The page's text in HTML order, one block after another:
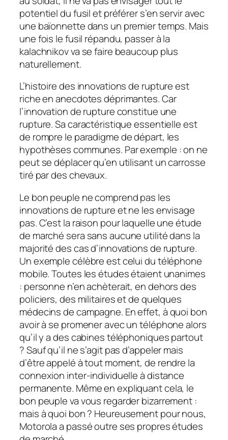
potentiel du fusil et préférer s’en servir avec
une baïonnette dans un premier temps. Mais
une fois le fusil répandu, passer à la
kalachnikov va se faire beaucoup plus
naturellement.
L’histoire des innovations de rupture est
riche en anecdotes déprimantes. Car
l’innovation de rupture constitue une
rupture. Sa caractéristique essentielle est
de rompre le paradigme de départ, les
hypothèses communes. Par exemple : on ne
peut se déplacer qu’en utilisant un carrosse
tiré par des chevaux.
Le bon peuple ne comprend pas les
innovations de rupture et ne les envisage
pas. C’est la raison pour laquelle une étude
de marché sera sans aucune utilité dans la
majorité des cas d’innovations de rupture.
Un exemple célèbre est celui du téléphone
mobile. Toutes les études étaient unanimes
: personne n’en achèterait, en dehors des
policiers, des militaires et de quelques
médecins de campagne. En effet, à quoi bon
avoir à se promener avec un téléphone alors
qu’il y a des cabines téléphoniques partout
? Sauf qu’il ne s’agit pas d’appeler mais
d’être appelé à tout moment, de rendre la
connexion inter-individuelle à distance
permanente. Même en expliquant cela, le
bon peuple va vous regarder bizarrement :
mais à quoi bon ? Heureusement pour nous,
Motorola a passé outre ses propres études